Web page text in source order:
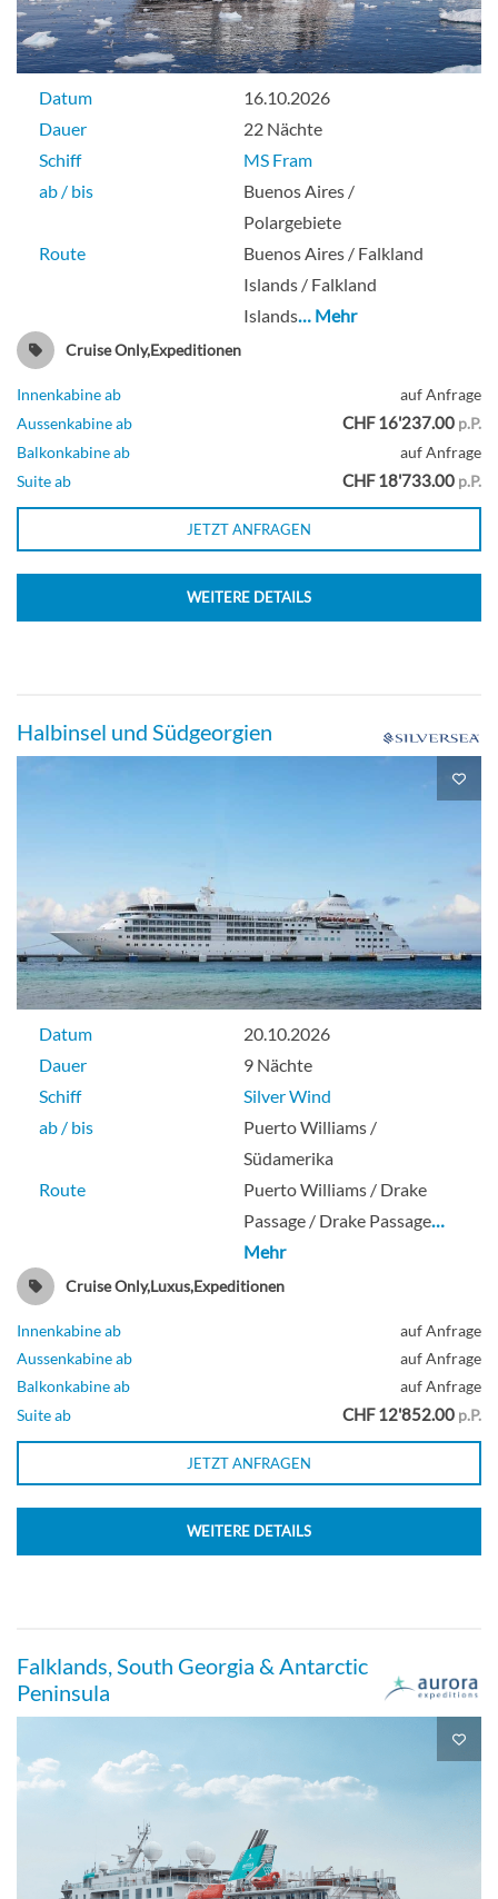
Datum
16.10.2026
Dauer
22 Nächte
Schiff
MS Fram
ab / bis
Buenos Aires /
Polargebiete
Route
Buenos Aires / Falkland
Islands / Falkland
Islands… Mehr
Cruise Only,Expeditionen
Innenkabine ab
auf Anfrage
Aussenkabine ab
CHF 16'237.00 p.P.
Balkonkabine ab
auf Anfrage
Suite ab
CHF 18'733.00 p.P.
JETZT ANFRAGEN
WEITERE DETAILS
Halbinsel und Südgeorgien
Datum
20.10.2026
Dauer
9 Nächte
Schiff
Silver Wind
ab / bis
Puerto Williams /
Südamerika
Route
Puerto Williams / Drake
Passage / Drake Passage…
Mehr
Cruise Only,Luxus,Expeditionen
Innenkabine ab
auf Anfrage
Aussenkabine ab
auf Anfrage
Balkonkabine ab
auf Anfrage
Suite ab
CHF 12'852.00 p.P.
JETZT ANFRAGEN
WEITERE DETAILS
Falklands, South Georgia & Antarctic
Peninsula